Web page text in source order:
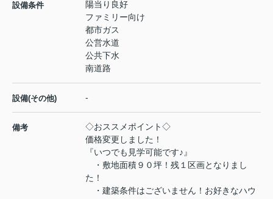
設備条件
陽当り良好
ファミリー向け
都市ガス
公営水道
公共下水
南道路
設備(その他) -
備考
◇おススメポイント◇
価格変更しました！
『いつでも見学可能です♪』
・敷地面積９０坪！残１区画となりまし
た！
・建築条件はございません！お好きなハウ